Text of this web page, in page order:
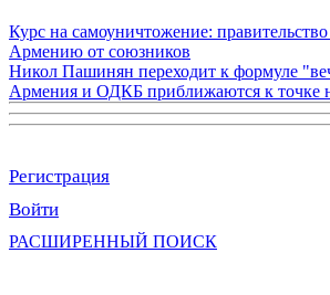
Курс на самоуничтожение:
Армению от союзников
Никол Пашинян переходит к формуле
Армения и ОДКБ приближаются к точке
Регистрация
Войти
РАСШИРЕННЫЙ ПОИСК